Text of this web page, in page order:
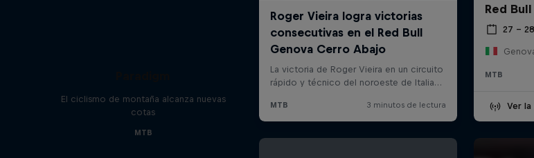
Red
27 –
MTB
Ver
El ciclismo de montaña alcanza nuevas
cotas
MTB